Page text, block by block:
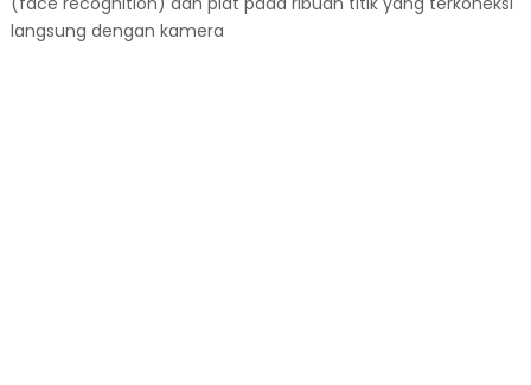
langsung dengan kamera